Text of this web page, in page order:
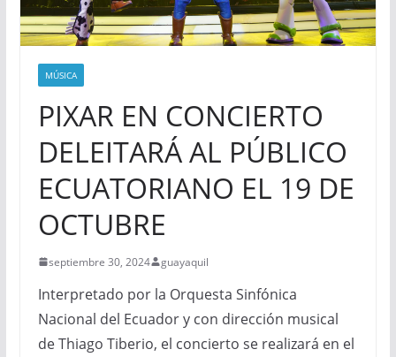
MÚSICA
PIXAR EN CONCIERTO
DELEITARÁ AL PÚBLICO
ECUATORIANO EL 19 DE
OCTUBRE
septiembre 30, 2024 guayaquil
Interpretado por la Orquesta Sinfónica
Nacional del Ecuador y con dirección musical
de Thiago Tiberio, el concierto se realizará en el